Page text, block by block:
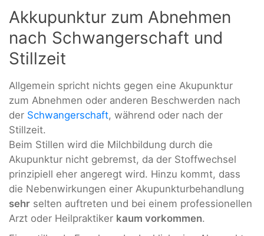
Akkupunktur zum Abnehmen
nach Schwangerschaft und
Stillzeit
Allgemein spricht nichts gegen eine Akupunktur
zum Abnehmen oder anderen Beschwerden nach
der Schwangerschaft, während oder nach der
Stillzeit.
Beim Stillen wird die Milchbildung durch die
Akupunktur nicht gebremst, da der Stoffwechsel
prinzipiell eher angeregt wird. Hinzu kommt, dass
die Nebenwirkungen einer Akupunkturbehandlung
sehr selten auftreten und bei einem professionellen
Arzt oder Heilpraktiker kaum vorkommen.